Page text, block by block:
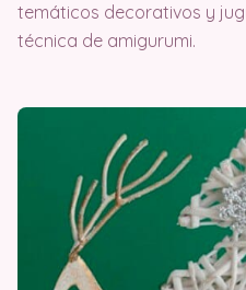
temáticos decorativos y
técnica de amigurumi.